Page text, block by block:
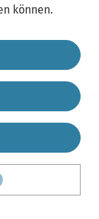
können.